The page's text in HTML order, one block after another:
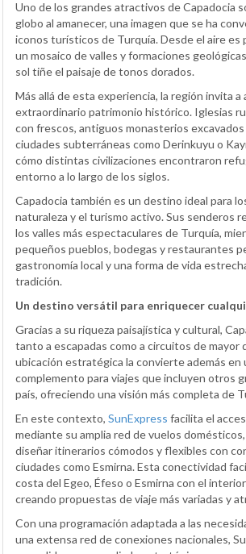
Uno de los grandes atractivos de Capadocia
globo al amanecer, una imagen que se ha
iconos turísticos de Turquía. Desde el aire es
un mosaico de valles y formaciones
sol tiñe el paisaje de tonos dorados.
Más allá de esta experiencia, la región invita
extraordinario patrimonio histórico. Iglesias
con frescos, antiguos monasterios excavados
ciudades subterráneas como Derinkuyu o
cómo distintas civilizaciones encontraron
entorno a lo largo de los siglos.
Capadocia también es un destino ideal para
naturaleza y el turismo activo. Sus senderos
los valles más espectaculares de Turquía,
pequeños pueblos, bodegas y restaurantes
gastronomía local y una forma de vida
tradición.
Un destino versátil para enriquecer
Gracias a su riqueza paisajística y cultural,
tanto a escapadas como a circuitos de mayor
ubicación estratégica la convierte además en
complemento para viajes que incluyen otros
país, ofreciendo una visión más completa de
En este contexto, SunExpress facilita el
mediante su amplia red de vuelos
diseñar itinerarios cómodos y flexibles con
ciudades como Esmirna. Esta conectividad
costa del Egeo, Éfeso o Esmirna con el
creando propuestas de viaje más variadas y
Con una programación adaptada a las
una extensa red de conexiones nacionales,